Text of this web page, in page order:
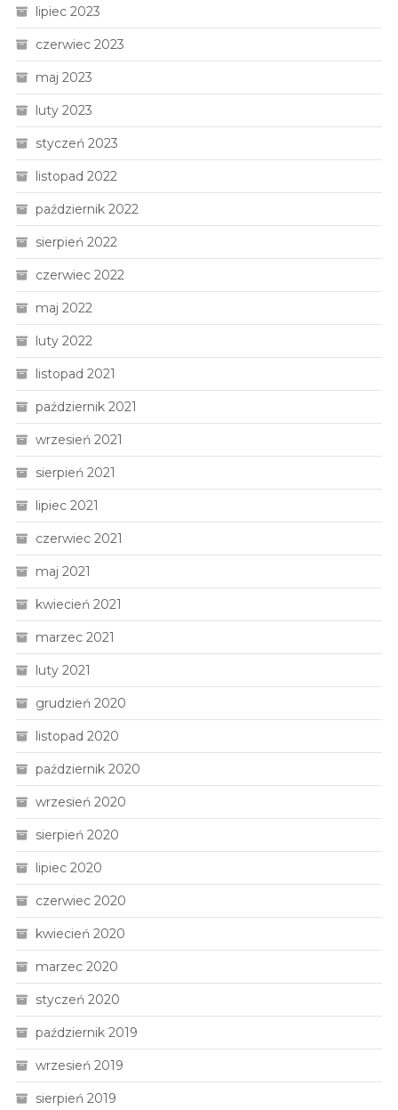
lipiec 2023
czerwiec 2023
maj 2023
luty 2023
styczeń 2023
listopad 2022
październik 2022
sierpień 2022
czerwiec 2022
maj 2022
luty 2022
listopad 2021
październik 2021
wrzesień 2021
sierpień 2021
lipiec 2021
czerwiec 2021
maj 2021
kwiecień 2021
marzec 2021
luty 2021
grudzień 2020
listopad 2020
październik 2020
wrzesień 2020
sierpień 2020
lipiec 2020
czerwiec 2020
kwiecień 2020
marzec 2020
styczeń 2020
październik 2019
wrzesień 2019
sierpień 2019